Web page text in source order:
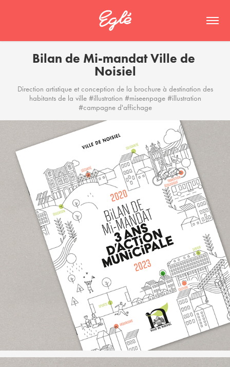
Bilan de Mi-mandat Ville de
Noisiel
Direction artistique et conception de la brochure à destination des
habitants de la ville #illustration #miseenpage #illustration
#campagne d'affichage